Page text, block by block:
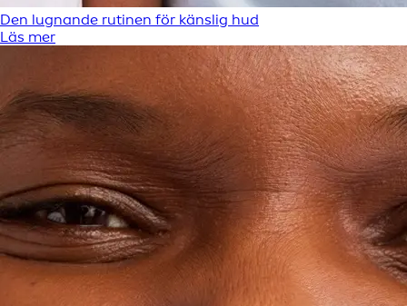
Den lugnande rutinen för känslig hud
Läs mer